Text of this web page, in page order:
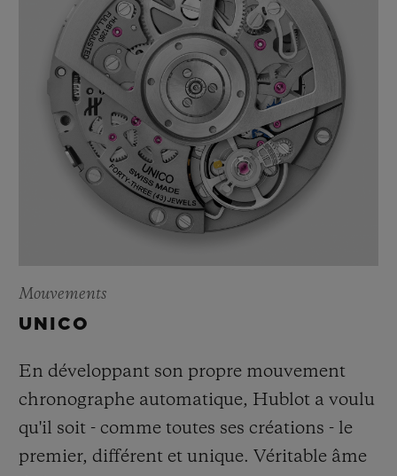
Mouvements
UNICO
En développant son propre mouvement
chronographe automatique, Hublot a voulu
qu'il soit - comme toutes ses créations - le
premier, différent et unique. Véritable âme